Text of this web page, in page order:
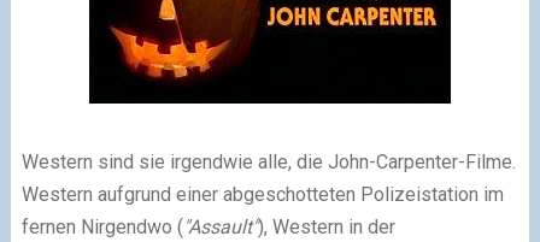
Western sind sie irgendwie alle, die John-Carpenter-Filme.
Western aufgrund einer abgeschotteten Polizeistation im
fernen Nirgendwo ("Assault"), Western in der